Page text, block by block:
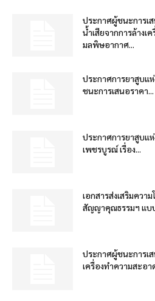
ประกาศผู้ชนะการเ
น้ำเสียจากการล้างเ
มลพิษอากาศ...
ประกาศการยาสูบแ
ชนะการเสนอราคา...
ประกาศการยาสูบแ
เพชรบูรณ์ เรื่อง...
เอกสารส่งเสริมควา
สัญญาคุณธรรมฯ แบบ
ประกาศผู้ชนะการเ
เครื่องทำความสะอา